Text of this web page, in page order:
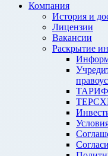
Компания
История и
Лицензии
Вакансии
Раскрытие
ТАРИФ